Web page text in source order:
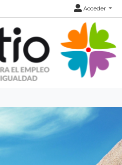
Acceder